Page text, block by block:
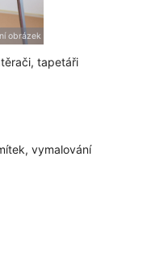
tapetáři
vymalování
obrázek